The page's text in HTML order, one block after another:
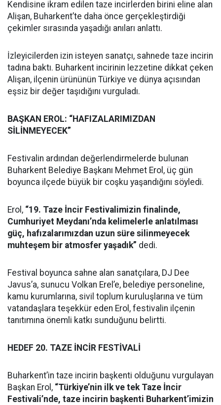
Kendisine ikram edilen taze incirlerden birini eline alan
Alişan, Buharkent’te daha önce gerçekleştirdiği
çekimler sırasında yaşadığı anıları anlattı.
İzleyicilerden izin isteyen sanatçı, sahnede taze incirin
tadına baktı. Buharkent incirinin lezzetine dikkat çeken
Alişan, ilçenin ürününün Türkiye ve dünya açısından
eşsiz bir değer taşıdığını vurguladı.
BAŞKAN EROL: “HAFIZALARIMIZDAN
SİLİNMEYECEK”
Festivalin ardından değerlendirmelerde bulunan
Buharkent Belediye Başkanı Mehmet Erol, üç gün
boyunca ilçede büyük bir coşku yaşandığını söyledi.
Erol, “19. Taze İncir Festivalimizin finalinde,
Cumhuriyet Meydanı’nda kelimelerle anlatılması
güç, hafızalarımızdan uzun süre silinmeyecek
muhteşem bir atmosfer yaşadık” dedi.
Festival boyunca sahne alan sanatçılara, DJ Dee
Javus’a, sunucu Volkan Erel’e, belediye personeline,
kamu kurumlarına, sivil toplum kuruluşlarına ve tüm
vatandaşlara teşekkür eden Erol, festivalin ilçenin
tanıtımına önemli katkı sunduğunu belirtti.
HEDEF 20. TAZE İNCİR FESTİVALİ
Buharkent’in taze incirin başkenti olduğunu vurgulayan
Başkan Erol, “Türkiye’nin ilk ve tek Taze İncir
Festivali’nde, taze incirin başkenti Buharkent’imizin